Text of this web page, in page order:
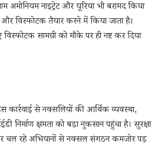
अमोनियम नाइट्रेट और यूरिया भी बरामद किया
विस्फोटक तैयार करने में किया जाता है।
सामग्री को मौके पर ही नष्ट कर दिया
कार्रवाई से नक्सलियों की आर्थिक व्यवस्था,
निर्माण क्षमता को बड़ा नुकसान पहुंचा है। सुरक्षा
चल रहे अभियानों से नक्सल संगठन कमजोर पड़